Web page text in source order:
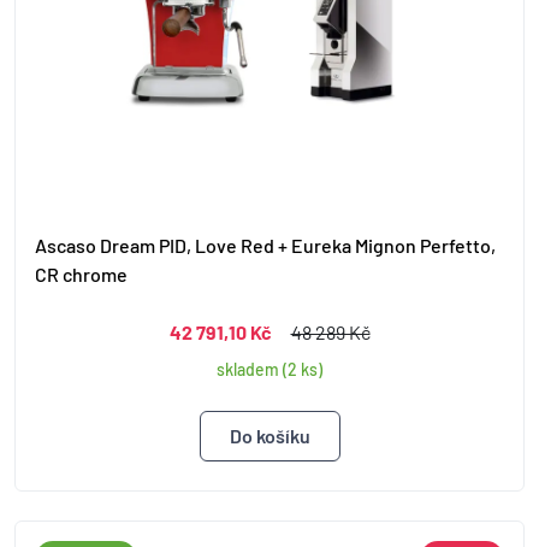
Ascaso Dream PID, Love Red + Eureka Mignon Perfetto,
CR chrome
42 791,10 Kč 48 289 Kč
skladem (2 ks)